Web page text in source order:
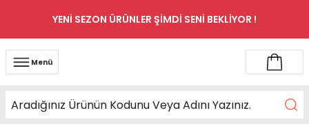
YENİ SEZON ÜRÜNLER ŞİMDİ SENİ BEKLİYOR !
Menü